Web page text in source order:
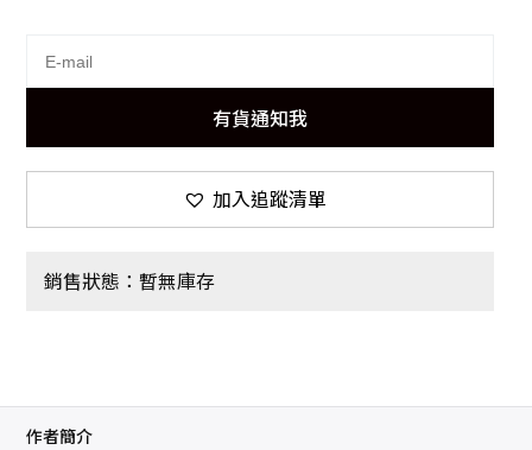
有貨通知我
加入追蹤清單
銷售狀態：暫無庫存
作者簡介